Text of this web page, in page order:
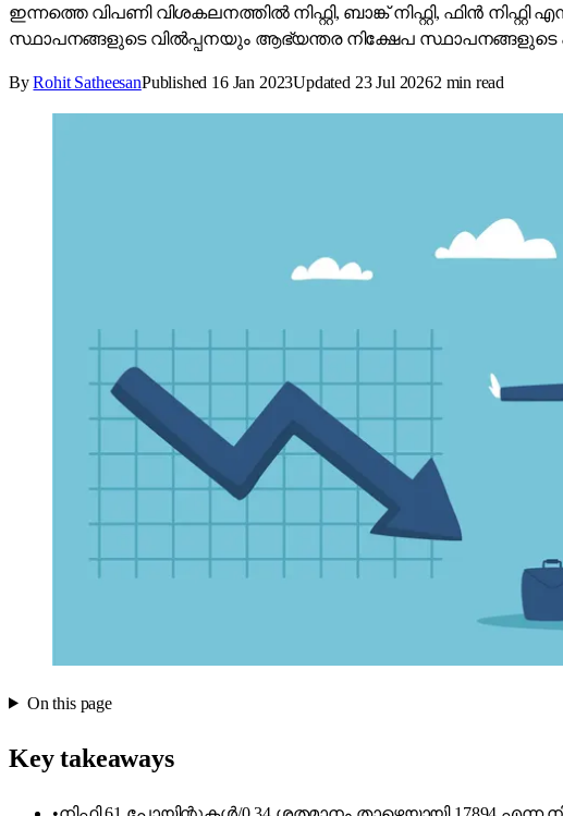
ഇന്നത്തെ വിപണി വിശകലനത്തിൽ നിഫ്റ്റി, ബാങ്ക് നിഫ്റ്റി, ഫിൻ
സ്ഥാപനങ്ങളുടെ വിൽപ്പനയും ആഭ്യന്തര നിക്ഷേപ
By Rohit SatheesanPublished 16 Jan 2023Updated 23 Jul 20262 min read
On this page
Key takeaways